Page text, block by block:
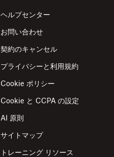
ヘルプセンター
お問い合わせ
契約のキャンセル
プライバシーと利用規約
Cookie ポリシー
Cookie と CCPA の設定
AI 原則
サイトマップ
トレーニング リソース